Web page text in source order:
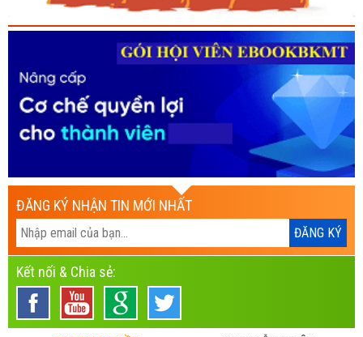
ĐĂNG KÝ NHẬN TIN MỚI NHẤT
Kết nối & Chia sẻ: